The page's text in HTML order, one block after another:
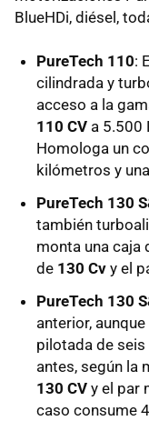
BlueHDi, diésel,
PureTech 110:
cilindrada y
acceso a la
110 CV a 5.500
Homologa un
kilómetros y
PureTech 130
también
monta una caja
de 130 Cv y el
PureTech 130
anterior,
pilotada de seis
antes, según la
130 CV y el par
caso consume